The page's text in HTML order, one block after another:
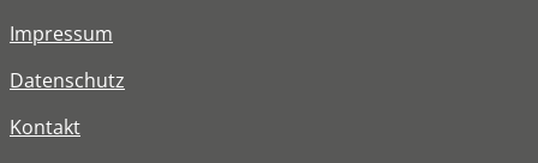
Impressum
Datenschutz
Kontakt